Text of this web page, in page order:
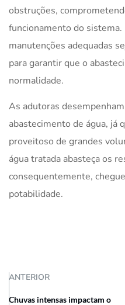
obstruções,
funcionamento do sistema.
manutenções adequadas
para garantir que o
normalidade.
As adutoras
abastecimento de água, já
proveitoso de grandes
água tratada abasteça os
consequentemente,
potabilidade.
ANTERIOR
Chuvas intensas impactam o